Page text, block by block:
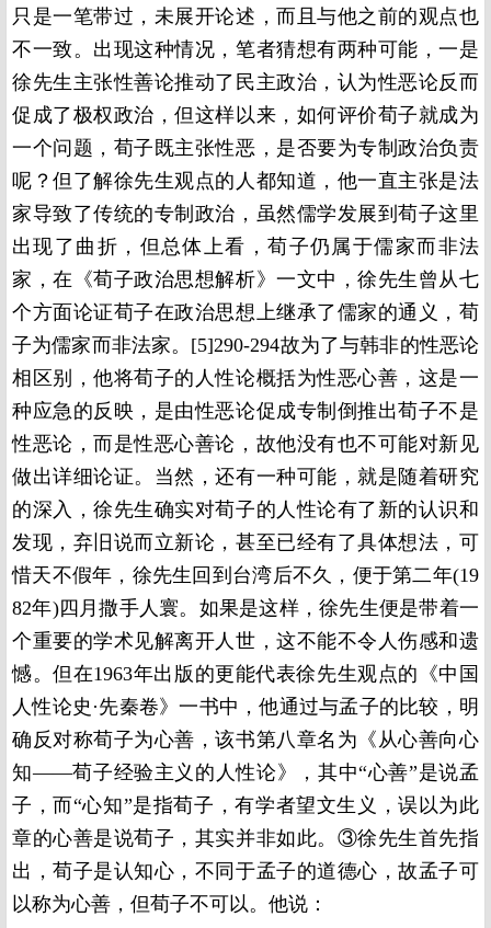
只是一笔带过，未展开论述，而且与他之前的观点也
不一致。出现这种情况，笔者猜想有两种可能，一是
徐先生主张性善论推动了民主政治，认为性恶论反而
促成了极权政治，但这样以来，如何评价荀子就成为
一个问题，荀子既主张性恶，是否要为专制政治负责
呢？但了解徐先生观点的人都知道，他一直主张是法
家导致了传统的专制政治，虽然儒学发展到荀子这里
出现了曲折，但总体上看，荀子仍属于儒家而非法
家，在《荀子政治思想解析》一文中，徐先生曾从七
个方面论证荀子在政治思想上继承了儒家的通义，荀
子为儒家而非法家。[5]290-294故为了与韩非的性恶论
相区别，他将荀子的人性论概括为性恶心善，这是一
种应急的反映，是由性恶论促成专制倒推出荀子不是
性恶论，而是性恶心善论，故他没有也不可能对新见
做出详细论证。当然，还有一种可能，就是随着研究
的深入，徐先生确实对荀子的人性论有了新的认识和
发现，弃旧说而立新论，甚至已经有了具体想法，可
惜天不假年，徐先生回到台湾后不久，便于第二年(19
82年)四月撒手人寰。如果是这样，徐先生便是带着一
个重要的学术见解离开人世，这不能不令人伤感和遗
憾。但在1963年出版的更能代表徐先生观点的《中国
人性论史·先秦卷》一书中，他通过与孟子的比较，明
确反对称荀子为心善，该书第八章名为《从心善向心
知——荀子经验主义的人性论》，其中“心善”是说孟
子，而“心知”是指荀子，有学者望文生义，误以为此
章的心善是说荀子，其实并非如此。③徐先生首先指
出，荀子是认知心，不同于孟子的道德心，故孟子可
以称为心善，但荀子不可以。他说：